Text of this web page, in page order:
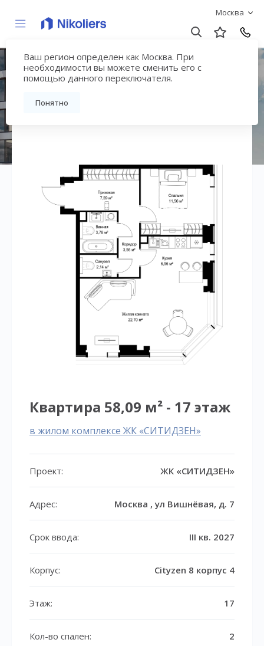
Москва
Ваш регион определен как Москва. При
необходимости вы можете сменить его с
помощью данного переключателя.
Понятно
ЖК «СИТИДЗЕН»
Вернуться на страницу жилого комплекса
Квартира 58,09 м² - 17 этаж
в жилом комплексе ЖК «СИТИДЗЕН»
Проект: ЖК «СИТИДЗЕН»
Адрес: Москва , ул Вишнёвая, д. 7
Срок ввода: III кв. 2027
Корпус: Cityzen 8 корпус 4
Этаж: 17
Кол-во спален: 2